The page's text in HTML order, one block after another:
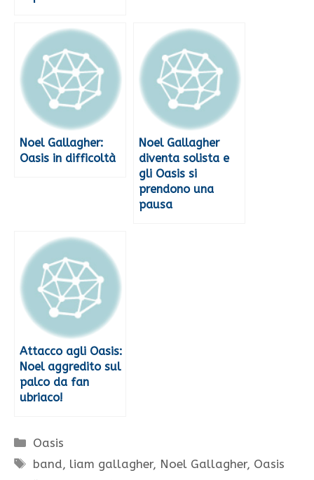
Noel Gallagher:
Oasis in difficoltà
Noel Gallagher
diventa solista e
gli Oasis si
prendono una
pausa
Attacco agli Oasis:
Noel aggredito sul
palco da fan
ubriaco!
Categorie
Oasis
Tag
band, liam gallagher, Noel Gallagher, Oasis